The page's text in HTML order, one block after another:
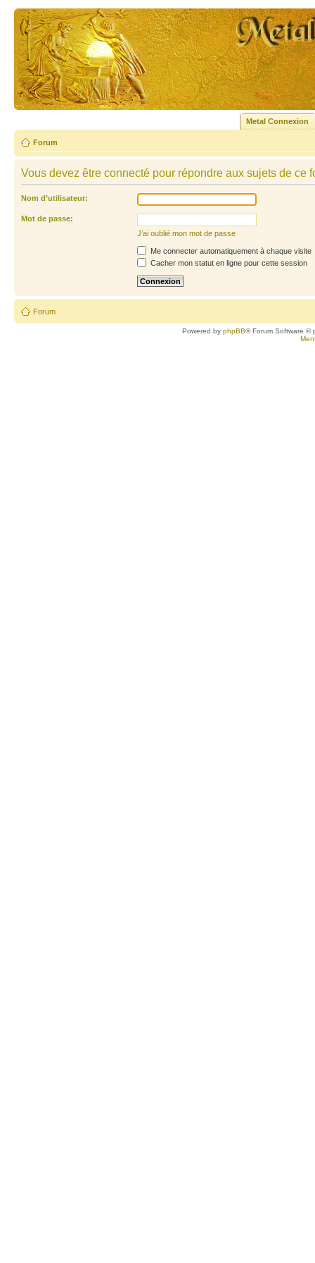
Metal Connexion
Forum
Vous devez être connecté pour répondre aux sujets de ce
Nom d’utilisateur:
Mot de passe:
J’ai oublié mon mot de passe
Me connecter automatiquement à chaque visite
Cacher mon statut en ligne pour cette session
Forum
Powered byphpBB® Forum Software ©